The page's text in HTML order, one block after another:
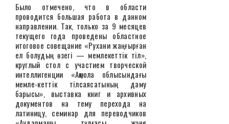
Было отмечено, что в области
проводится большая работа в данном
направлении. Так, только за 9 месяцев
текущего года проведены областное
итоговое совещание «Рухани жаңғырған
ел болудың өзегі — мемлекеттік тіл»,
круглый стол с участием творческой
интеллигенции «Ақмола облысындағы
мемле-кеттік тілсаясатының даму
барысы», выставка книг и архивных
документов на тему перехода на
латиницу, семинар для переводчиков